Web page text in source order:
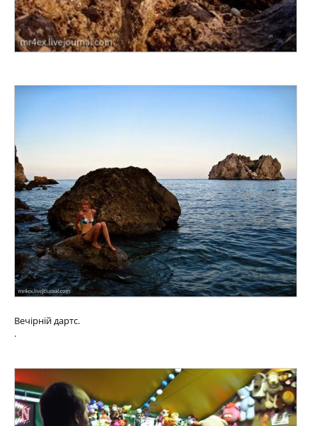
Вечірній дартс.
.